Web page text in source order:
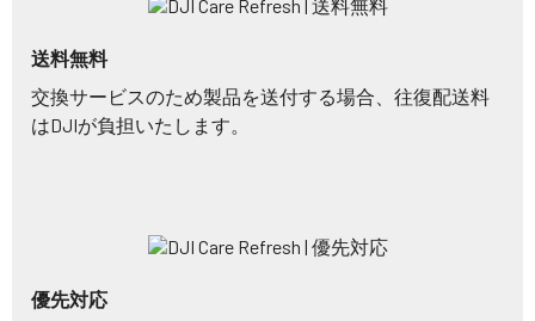
送料無料
交換サービスのため製品を送付する場合、往復配送料
はDJIが負担いたします。
優先対応